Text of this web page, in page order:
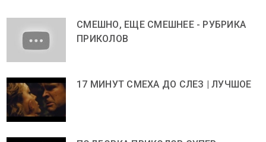
СМЕШНО, ЕЩЕ СМЕШНЕЕ - РУБРИКА
ПРИКОЛОВ
17 МИНУТ СМЕХА ДО СЛЕЗ | ЛУЧШОЕ